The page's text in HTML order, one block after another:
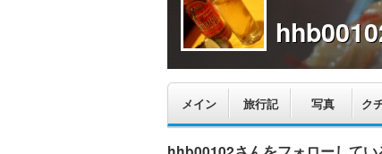
メイン 旅行記 写真 ク